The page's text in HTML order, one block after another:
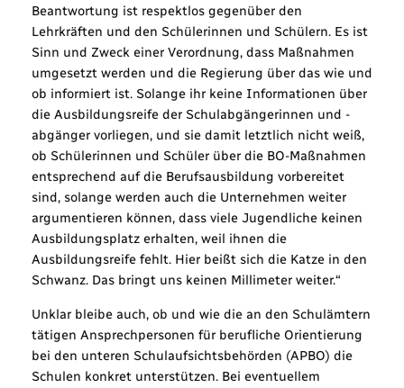
Beantwortung ist respektlos gegenüber den
Lehrkräften und den Schülerinnen und Schülern. Es ist
Sinn und Zweck einer Verordnung, dass Maßnahmen
umgesetzt werden und die Regierung über das wie und
ob informiert ist. Solange ihr keine Informationen über
die Ausbildungsreife der Schulabgängerinnen und -
abgänger vorliegen, und sie damit letztlich nicht weiß,
ob Schülerinnen und Schüler über die BO-Maßnahmen
entsprechend auf die Berufsausbildung vorbereitet
sind, solange werden auch die Unternehmen weiter
argumentieren können, dass viele Jugendliche keinen
Ausbildungsplatz erhalten, weil ihnen die
Ausbildungsreife fehlt. Hier beißt sich die Katze in den
Schwanz. Das bringt uns keinen Millimeter weiter.“
Unklar bleibe auch, ob und wie die an den Schulämtern
tätigen Ansprechpersonen für berufliche Orientierung
bei den unteren Schulaufsichtsbehörden (APBO) die
Schulen konkret unterstützen. Bei eventuellem